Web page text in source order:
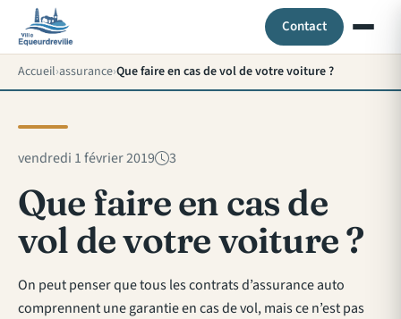
Contact
Accueil assurance Que faire en cas de vol de votre voiture ?
vendredi 1 février 2019 3
Que faire en cas de
vol de votre voiture ?
On peut penser que tous les contrats d’assurance auto
comprennent une garantie en cas de vol, mais ce n’est pas